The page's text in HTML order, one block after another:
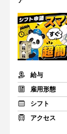
給与
雇用形態
シフト
アクセス